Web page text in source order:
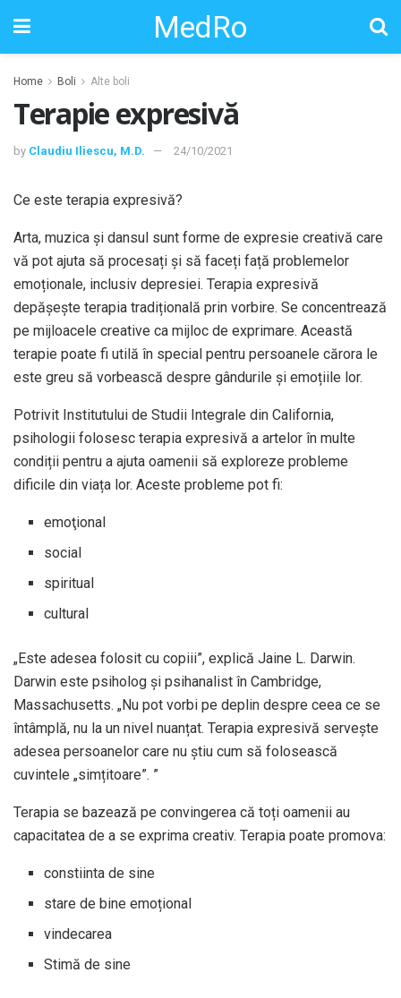
MedRo
Home Boli Alte boli
Terapie expresivă
by Claudiu Iliescu, M.D. 24/10/2021
Ce este terapia expresivă?
Arta, muzica și dansul sunt forme de expresie creativă care
vă pot ajuta să procesați și să faceți față problemelor
emoționale, inclusiv depresiei. Terapia expresivă
depășește terapia tradițională prin vorbire. Se concentrează
pe mijloacele creative ca mijloc de exprimare. Această
terapie poate fi utilă în special pentru persoanele cărora le
este greu să vorbească despre gândurile și emoțiile lor.
Potrivit Institutului de Studii Integrale din California,
psihologii folosesc terapia expresivă a artelor în multe
condiții pentru a ajuta oamenii să exploreze probleme
dificile din viața lor. Aceste probleme pot fi:
emoţional
social
spiritual
cultural
„Este adesea folosit cu copiii”, explică Jaine L. Darwin.
Darwin este psiholog și psihanalist în Cambridge,
Massachusetts. „Nu pot vorbi pe deplin despre ceea ce se
întâmplă, nu la un nivel nuanțat. Terapia expresivă servește
adesea persoanelor care nu știu cum să folosească
cuvintele „simțitoare”. ”
Terapia se bazează pe convingerea că toți oamenii au
capacitatea de a se exprima creativ. Terapia poate promova:
constiinta de sine
stare de bine emoțional
vindecarea
Stimă de sine